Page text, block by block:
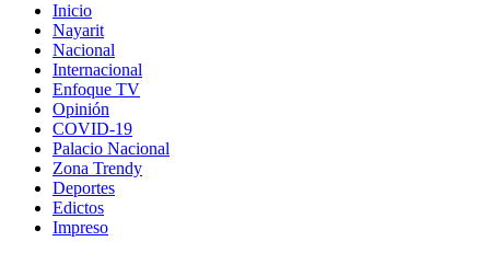
Inicio
Nayarit
Nacional
Internacional
Enfoque TV
Opinión
COVID-19
Palacio Nacional
Zona Trendy
Deportes
Edictos
Impreso